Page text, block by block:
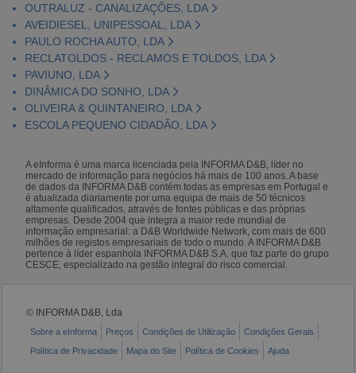
OUTRALUZ - CANALIZAÇÕES, LDA
AVEIDIESEL, UNIPESSOAL, LDA
PAULO ROCHA AUTO, LDA
RECLATOLDOS - RECLAMOS E TOLDOS, LDA
PAVIUNO, LDA
DINÂMICA DO SONHO, LDA
OLIVEIRA & QUINTANEIRO, LDA
ESCOLA PEQUENO CIDADÃO, LDA
A eInforma é uma marca licenciada pela INFORMA D&B, líder no
mercado de informação para negócios há mais de 100 anos. A base
de dados da INFORMA D&B contém todas as empresas em Portugal e
é atualizada diariamente por uma equipa de mais de 50 técnicos
altamente qualificados, através de fontes públicas e das próprias
empresas. Desde 2004 que integra a maior rede mundial de
informação empresarial: a D&B Worldwide Network, com mais de 600
milhões de registos empresariais de todo o mundo. A INFORMA D&B
pertence à líder espanhola INFORMA D&B S.A. que faz parte do grupo
CESCE, especializado na gestão integral do risco comercial.
© INFORMA D&B, Lda
Sobre a eInforma Preços Condições de Utilização
Condições Gerais
Política de Privacidade
Mapa do Site Política de Cookies Ajuda